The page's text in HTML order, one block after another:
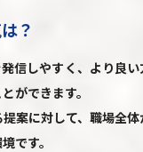
？
信しやすく、より良
ができます。
案に対して、職場全
です。